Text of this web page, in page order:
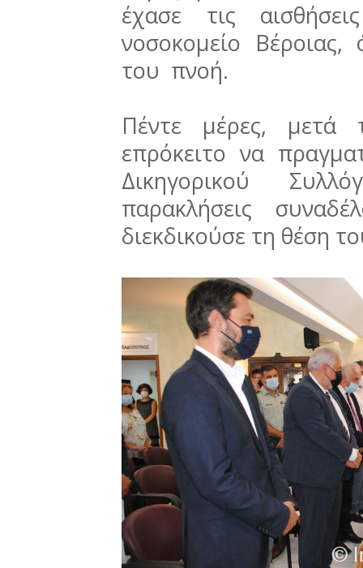
έχασε τις
νοσοκομείο
του πνοή.
Πέντε μέρες, μετά
επρόκειτο να
Δικηγορικού
παρακλήσεις
διεκδικούσε τη θέση